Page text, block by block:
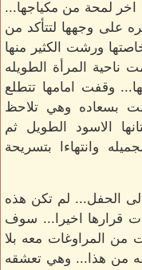
اخر لمحة من مكياجها...
على وجهها لتتأكد من
ورشت الكثير منها
ناحية المرأة الطويله
وقفت امامها تتطلع
بسعاده وهي تلاحظ
الاسود الطويل ثم
وانتهاءا بتسريحة
الحفل... لم تكن هذه
قرارها اخيرا... سوف
من المراوغات معه بلا
من هذا... وهي تعشقه